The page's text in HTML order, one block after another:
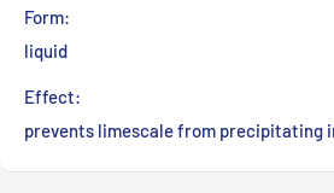
Form:
liquid
Effect:
prevents limescale from precipitating